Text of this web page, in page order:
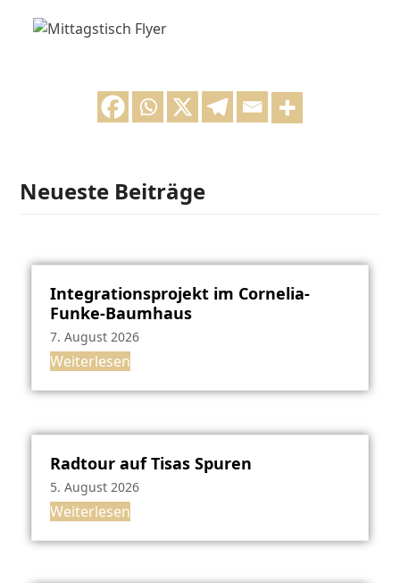
Neueste Beiträge
Integrationsprojekt im Cornelia-
Funke-Baumhaus
7. August 2026
Weiterlesen
Radtour auf Tisas Spuren
5. August 2026
Weiterlesen